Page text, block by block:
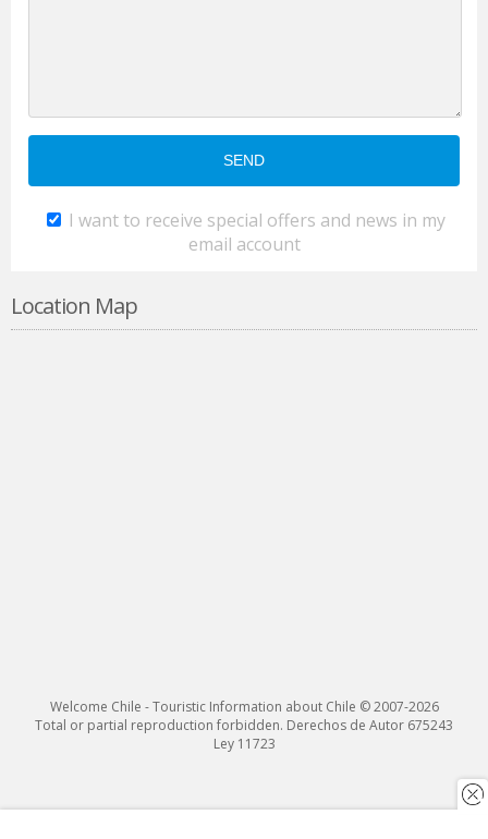
I want to receive special offers and news in my
email account
Location Map
Welcome Chile - Touristic Information about Chile © 2007-2026
Total or partial reproduction forbidden. Derechos de Autor 675243
Ley 11723